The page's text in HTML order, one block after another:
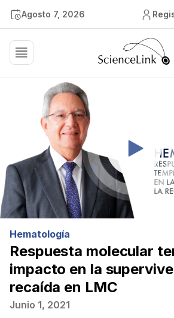
Agosto 7, 2026
Hematología
Respuesta molecular
impacto en la
recaída en LMC
Junio 1, 2021